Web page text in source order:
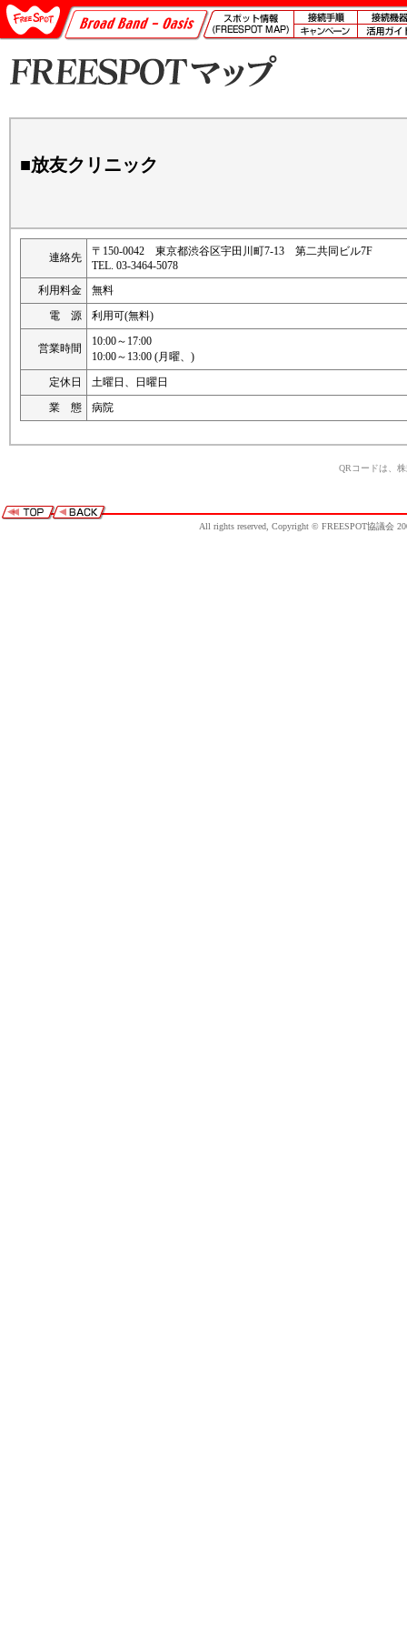
■放友クリニック
連絡先
〒150-0042 東京都渋谷区宇田川町7-13 第二共同ビル7F
TEL. 03-3464-5078
利用料金
無料
電 源
利用可(無料)
営業時間
10:00～17:00
10:00～13:00 (月曜、)
定休日
土曜日、日曜日
業 態
病院
QRコードは、
All rights reserved, Copyright © FREESPOT協議会